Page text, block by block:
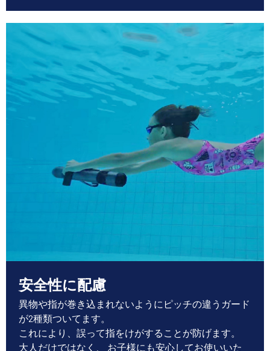
安全性に配慮
異物や指が巻き込まれないようにピッチの違うガード
が2種類ついてます。
これにより、誤って指をけがすることが防げます。
大人だけではなく、 お子様にも安心してお使いいた